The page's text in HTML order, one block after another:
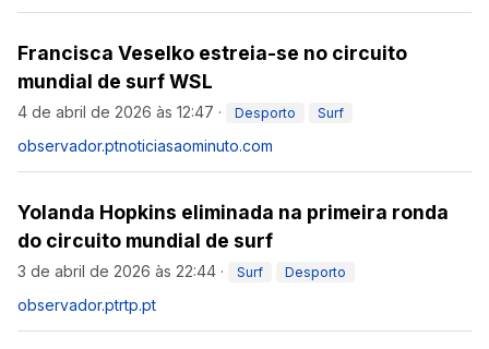
Francisca Veselko estreia-se no circuito
mundial de surf WSL
4 de abril de 2026 às 12:47 · Desporto Surf
observador.ptnoticiasaominuto.com
Yolanda Hopkins eliminada na primeira ronda
do circuito mundial de surf
3 de abril de 2026 às 22:44 · Surf Desporto
observador.ptrtp.pt